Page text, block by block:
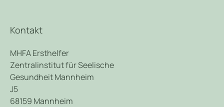
Kontakt
MHFA Ersthelfer
Zentralinstitut für Seelische
Gesundheit Mannheim
J5
68159 Mannheim